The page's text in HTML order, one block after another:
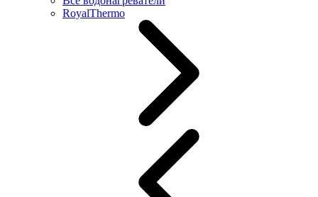
RoyalThermo